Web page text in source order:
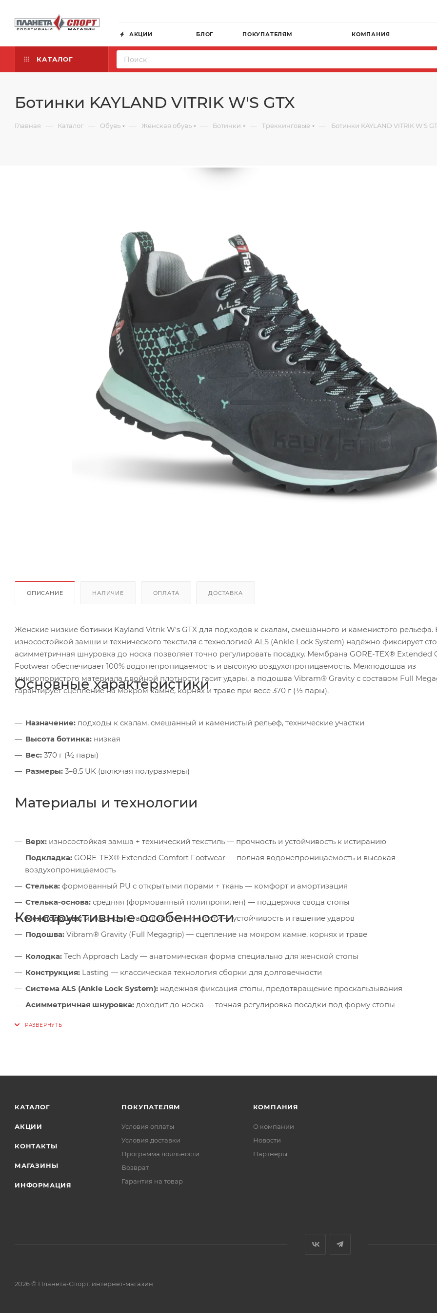
АКЦИИ БЛОГ ПОКУПАТЕЛЯМ КОМПАНИЯ
КАТАЛОГ
Ботинки KAYLAND VITRIK W'S GTX
Главная — Каталог — Обувь — Женская обувь — Ботинки — Треккинговые — Ботинки KAYLAND VITRIK W'S
ОПИСАНИЕ НАЛИЧИЕ ОПЛАТА ДОСТАВКА
Женские низкие ботинки Kayland Vitrik W's GTX для подходов к скалам, смешанного и каменистого рельефа.
износостойкой замши и технического текстиля с технологией ALS (Ankle Lock System) надёжно фиксирует
асимметричная шнуровка до носка позволяет точно регулировать посадку. Мембрана GORE-TEX® Extended
Footwear обеспечивает 100% водонепроницаемость и высокую воздухопроницаемость. Межподошва из
микропористого материала двойной плотности гасит удары, а подошва Vibram® Gravity с составом Full
гарантирует сцепление на мокром камне, корнях и траве при весе 370 г (½ пары).
Основные характеристики
Назначение: подходы к скалам, смешанный и каменистый рельеф, технические участки
Высота ботинка: низкая
Вес: 370 г (½ пары)
Размеры: 3–8.5 UK (включая полуразмеры)
Материалы и технологии
Верх: износостойкая замша + технический текстиль — прочность и устойчивость к истиранию
Подкладка: GORE-TEX® Extended Comfort Footwear — полная водонепроницаемость и высокая
воздухопроницаемость
Стелька: формованный PU с открытыми порами + ткань — комфорт и амортизация
Стелька-основа: средняя (формованный полипропилен) — поддержка свода стопы
Межподошва:микропористая двойной плотности — устойчивость и гашение ударов
Подошва: Vibram® Gravity (Full Megagrip) — сцепление на мокром камне, корнях и траве
Конструктивные особенности
Колодка: Tech Approach Lady — анатомическая форма специально для женской стопы
Конструкция: Lasting — классическая технология сборки для долговечности
Система ALS (Ankle Lock System): надёжная фиксация стопы, предотвращение проскальзывания
Асимметричная шнуровка: доходит до носка — точная регулировка посадки под форму стопы
Усиленные зоны:
КАТАЛОГ
АКЦИИ
КОНТАКТЫ
МАГАЗИНЫ
ИНФОРМАЦИЯ
ПОКУПАТЕЛЯМ
Условия оплаты
Условия доставки
Программа лояльности
Возврат
Гарантия на товар
КОМПАНИЯ
О компании
Новости
Партнеры
2026 © Планета-Спорт: интернет-магазин